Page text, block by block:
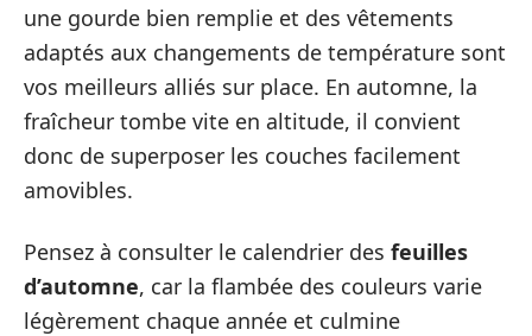
une gourde bien remplie et des vêtements
adaptés aux changements de température sont
vos meilleurs alliés sur place. En automne, la
fraîcheur tombe vite en altitude, il convient
donc de superposer les couches facilement
amovibles.
Pensez à consulter le calendrier des feuilles
d’automne, car la flambée des couleurs varie
légèrement chaque année et culmine